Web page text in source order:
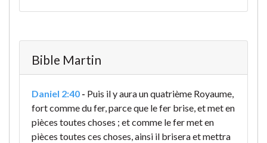
Bible Martin
Daniel 2:40 - Puis il y aura un quatrième Royaume,
fort comme du fer, parce que le fer brise, et met en
pièces toutes choses ; et comme le fer met en
pièces toutes ces choses, ainsi il brisera et mettra